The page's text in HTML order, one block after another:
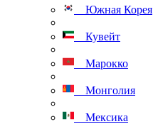
Южная Корея
Кувейт
Марокко
Монголия
Мексика